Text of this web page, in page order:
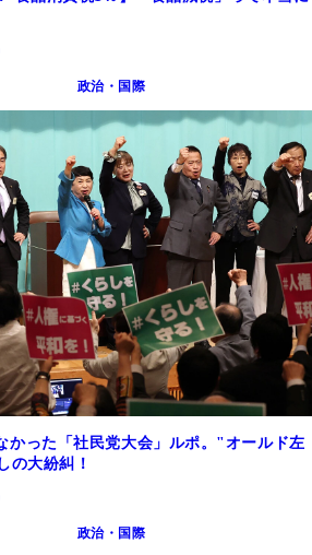
政治・国際
かった「社民党大会」ルポ。"オールド左
の大紛糾！
政治・国際